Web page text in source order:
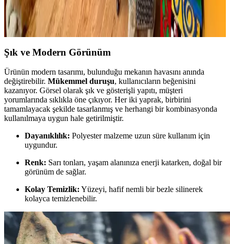
Boho maksimalist oturma odasında turuncu duvarlar, kültürel
maskeler, canlı bitkiler ve doğru halı seçimiyle sıcak, dengeli ve
estetik bir yaşam alanı oluşturuluyor.
Şık ve Modern Görünüm
Ürünün modern tasarımı, bulunduğu mekanın havasını anında
değiştirebilir. Mükemmel duruşu, kullanıcıların beğenisini
kazanıyor. Görsel olarak şık ve gösterişli yapıtı, müşteri
yorumlarında sıklıkla öne çıkıyor. Her iki yaprak, birbirini
tamamlayacak şekilde tasarlanmış ve herhangi bir kombinasyonda
kullanılmaya uygun hale getirilmiştir.
Dayanıklılık: Polyester malzeme uzun süre kullanım için
uygundur.
Renk: Sarı tonları, yaşam alanınıza enerji katarken, doğal bir
görünüm de sağlar.
Kolay Temizlik: Yüzeyi, hafif nemli bir bezle silinerek
kolayca temizlenebilir.